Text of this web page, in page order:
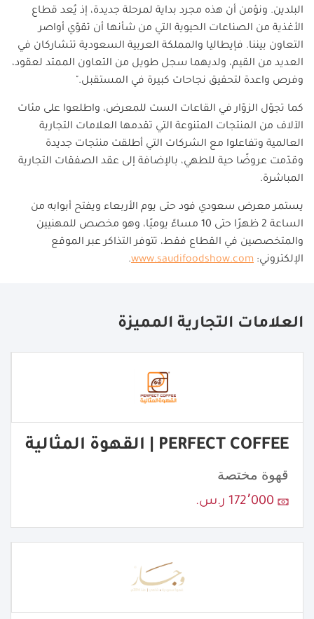
البلدين. ونؤمن أن هذه مجرد بداية لمرحلة جديدة، إذ يُعد قطاع
الأغذية من الصناعات الحيوية التي من شأنها أن تقوّي أواصر
التعاون بيننا. فإيطاليا والمملكة العربية السعودية تتشاركان في
العديد من القيم، ولديهما سجل طويل من التعاون الممتد لعقود،
وفرص واعدة لتحقيق نجاحات كبيرة في المستقبل."
كما تجوّل الزوّار في القاعات الست للمعرض، واطلعوا على مئات
الآلاف من المنتجات المتنوعة التي تقدمها العلامات التجارية
العالمية وتفاعلوا مع الشركات التي أطلقت منتجات جديدة
وقدّمت عروضًا حية للطهي، بالإضافة إلى عقد الصفقات التجارية
المباشرة.
يستمر معرض سعودي فود حتى يوم الأربعاء ويفتح أبوابه من
الساعة 2 ظهرًا حتى 10 مساءً يوميًا، وهو مخصص للمهنيين
والمتخصصين في القطاع فقط، تتوفر التذاكر عبر الموقع
الإلكتروني:
www.saudifoodshow.com
.
العلامات التجارية المميزة
PERFECT COFFEE | القهوة المثالية
قهوة مختصة
172٬000 ر.س.